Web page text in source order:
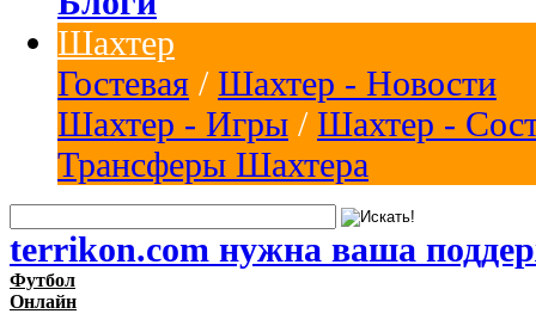
Шахтер
Гостевая / Шахтер - Новости
Шахтер - Игры / Шахтер -
Трансферы Шахтера
terrikon.com нужна ваша
Футбол
Онлайн